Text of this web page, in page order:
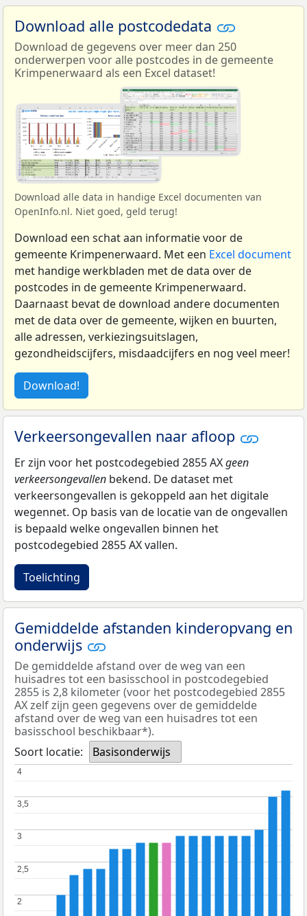
Download alle postcodedata
Download de gegevens over meer dan 250
onderwerpen voor alle postcodes in de gemeente
Krimpenerwaard als een Excel dataset!
Download alle data in handige Excel documenten van
OpenInfo.nl. Niet goed, geld terug!
Download een schat aan informatie voor de
gemeente Krimpenerwaard. Met een Excel document
met handige werkbladen met de data over de
postcodes in de gemeente Krimpenerwaard.
Daarnaast bevat de download andere documenten
met de data over de gemeente, wijken en buurten,
alle adressen, verkiezingsuitslagen,
gezondheidscijfers, misdaadcijfers en nog veel meer!
Download!
Verkeersongevallen naar afloop
Er zijn voor het postcodegebied 2855 AXgeen
verkeersongevallen bekend. De dataset met
verkeersongevallen is gekoppeld aan het digitale
wegennet. Op basis van de locatie van de ongevallen
is bepaald welke ongevallen binnen het
postcodegebied 2855 AX vallen.
Toelichting
Gemiddelde afstanden kinderopvang en
onderwijs
De gemiddelde afstand over de weg van een
huisadres tot een basisschool in postcodegebied
2855 is 2,8 kilometer (voor het postcodegebied 2855
AX zelf zijn geen gegevens over de gemiddelde
afstand over de weg van een huisadres tot een
basisschool beschikbaar*).
Soort locatie:
Basisonderwijs
2
2
2,5
2,5
3
3
3,5
3,5
4
4